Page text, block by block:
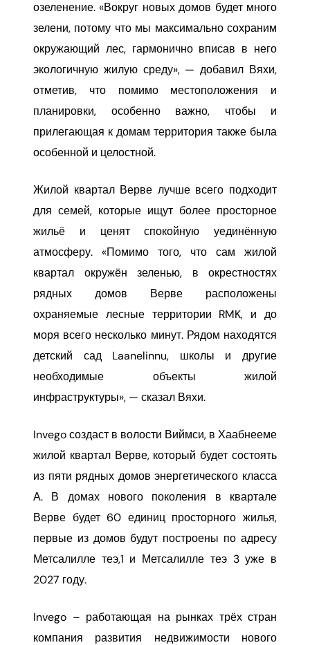
озеленение. «Вокруг новых домов будет много
зелени, потому что мы максимально сохраним
окружающий лес, гармонично вписав в него
экологичную жилую среду», — добавил Вяхи,
отметив, что помимо местоположения и
планировки, особенно важно, чтобы и
прилегающая к домам территория также была
особенной и целостной.
Жилой квартал Верве лучше всего подходит
для семей, которые ищут более просторное
жильё и ценят спокойную уединённую
атмосферу. «Помимо того, что сам жилой
квартал окружён зеленью, в окрестностях
рядных домов Верве расположены
охраняемые лесные территории RMK, и до
моря всего несколько минут. Рядом находятся
детский сад Laanelinnu, школы и другие
необходимые объекты жилой
инфраструктуры», — сказал Вяхи.
Invego создаст в волости Виймси, в Хаабнееме
жилой квартал Верве, который будет состоять
из пяти рядных домов энергетического класса
А. В домах нового поколения в квартале
Верве будет 60 единиц просторного жилья,
первые из домов будут построены по адресу
Метсалилле теэ,1 и Метсалилле теэ 3 уже в
2027 году.
Invego – работающая на рынках трёх стран
компания развития недвижимости нового